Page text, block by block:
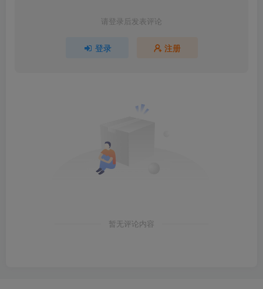
请登录后发表评论
登录 注册
暂无评论内容